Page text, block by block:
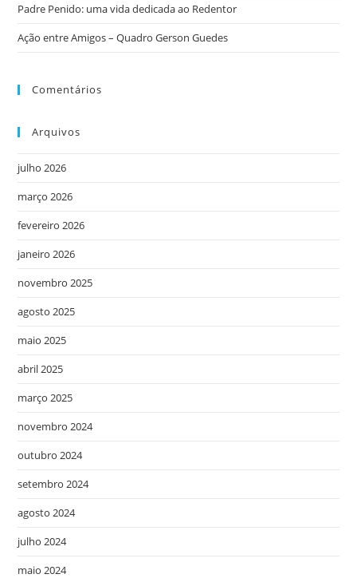
Padre Penido: uma vida dedicada ao Redentor
Ação entre Amigos – Quadro Gerson Guedes
Comentários
Arquivos
julho 2026
março 2026
fevereiro 2026
janeiro 2026
novembro 2025
agosto 2025
maio 2025
abril 2025
março 2025
novembro 2024
outubro 2024
setembro 2024
agosto 2024
julho 2024
maio 2024